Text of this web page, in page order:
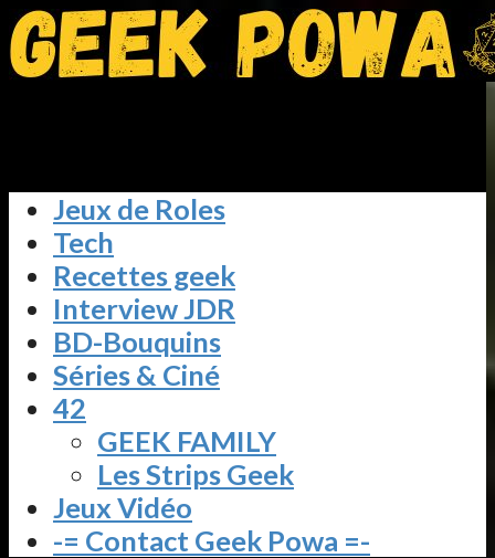
Jeux de Roles
Tech
Recettes geek
Interview JDR
BD-Bouquins
Séries & Ciné
42
GEEK FAMILY
Les Strips Geek
Jeux Vidéo
-= Contact Geek Powa =-